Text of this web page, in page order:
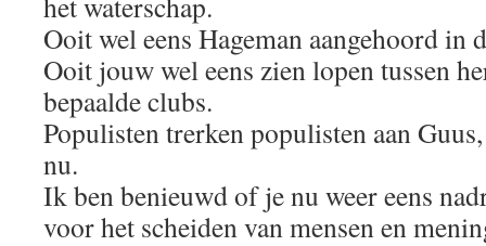
Ooit wel eens Hageman aangehoord in
Ooit jouw wel eens zien lopen tussen
bepaalde clubs.
Populisten trerken populisten aan
nu.
Ik ben benieuwd of je nu weer eens
voor het scheiden van mensen en